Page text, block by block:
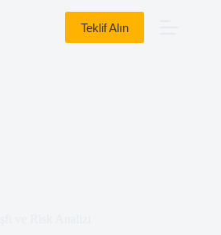
Teklif Alın